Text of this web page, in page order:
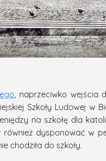
, naprzeciwko wejścia
Szkoły Ludowej w
na szkołę dla
dysponować w
chodziła do szkoły.